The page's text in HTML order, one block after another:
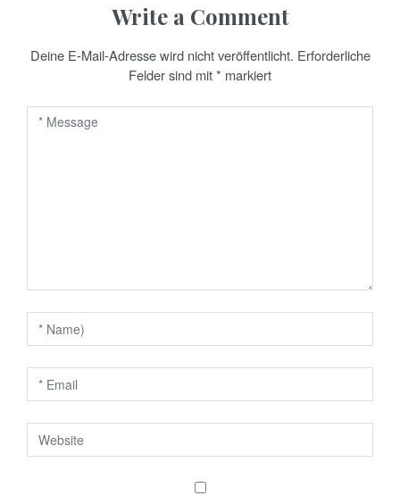
a
g
s
a
t
i
o
n
Write a Comment
Deine E-Mail-Adresse wird nicht veröffentlicht. Erforderliche
Felder sind mit* markiert